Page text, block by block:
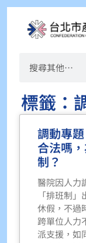
標籤：
調動專
合法嗎
制？
醫院因人力
「排班制
休假，不過
跨單位人力
派支援，如